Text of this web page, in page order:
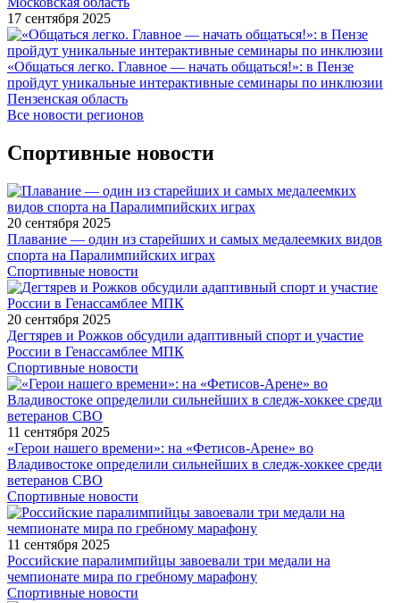
17 сентября 2025
«Общаться легко. Главное — начать общаться!»: в Пензе
пройдут уникальные интерактивные семинары по инклюзии
Пензенская область
Все новости регионов
Спортивные новости
20 сентября 2025
Плавание — один из старейших и самых медалеемких видов
спорта на Паралимпийских играх
Спортивные новости
20 сентября 2025
Дегтярев и Рожков обсудили адаптивный спорт и участие
России в Генассамблее МПК
Спортивные новости
11 сентября 2025
«Герои нашего времени»: на «Фетисов-Арене» во
Владивостоке определили сильнейших в следж-хоккее среди
ветеранов СВО
Спортивные новости
11 сентября 2025
Российские паралимпийцы завоевали три медали на
чемпионате мира по гребному марафону
Спортивные новости